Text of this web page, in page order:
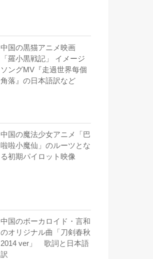
中国の黒猫アニメ映画
「羅小黒戦記」 イメージ
ソングMV『走過世界每個
角落』の日本語訳など
中国の魔法少女アニメ「巴
啦啦小魔仙」のルーツとな
る初期パイロット映像
中国のボーカロイド・言和
のオリジナル曲「刀剣春秋
2014 ver」 歌詞と日本語
訳